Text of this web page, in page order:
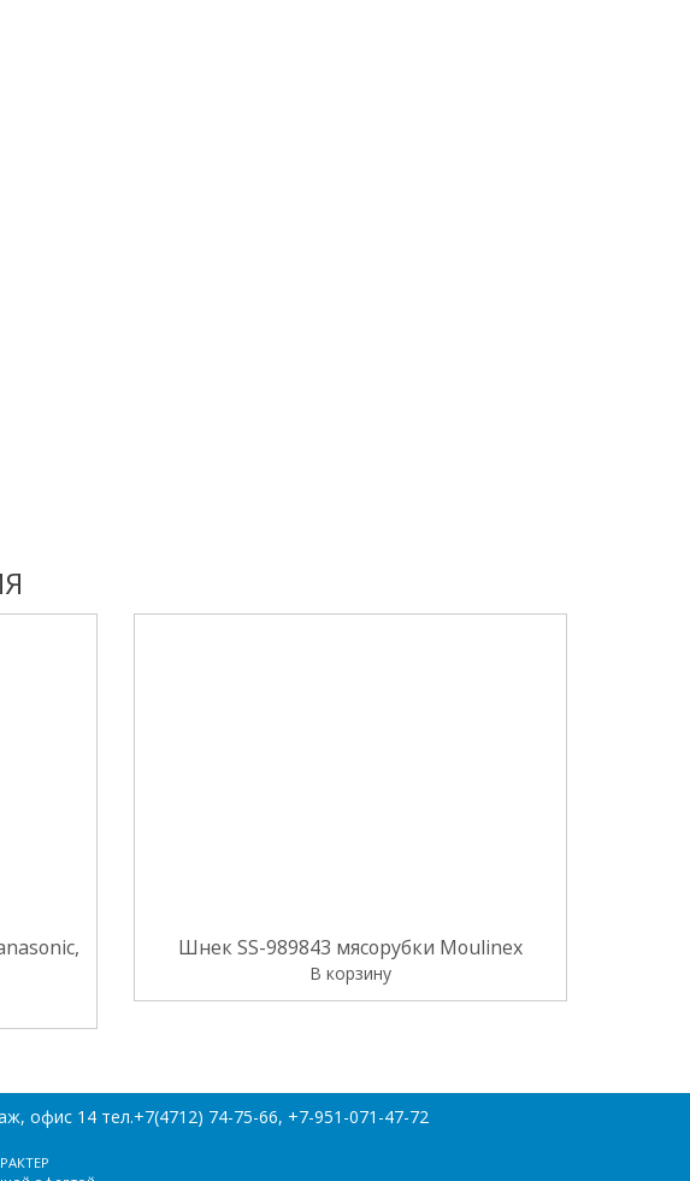
Шнек SS-989843 мясорубки Moulinex
В корзину
офис 14 тел.+7(4712) 74-75-66, +7-951-071-47-72